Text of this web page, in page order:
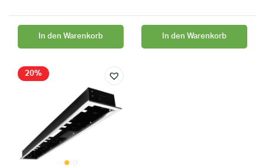
In den Warenkorb In den Warenkorb
20%